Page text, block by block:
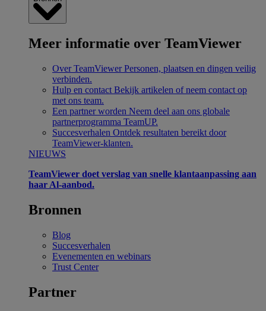
Meer informatie over TeamViewer
Over TeamViewer Personen, plaatsen en dingen veilig
verbinden.
Hulp en contact Bekijk artikelen of neem contact op
met ons team.
Een partner worden Neem deel aan ons globale
partnerprogramma TeamUP.
Succesverhalen Ontdek resultaten bereikt door
TeamViewer-klanten.
NIEUWS
TeamViewer doet verslag van snelle klantaanpassing aan
haar Al-aanbod.
Bronnen
Blog
Succesverhalen
Evenementen en webinars
Trust Center
Partner